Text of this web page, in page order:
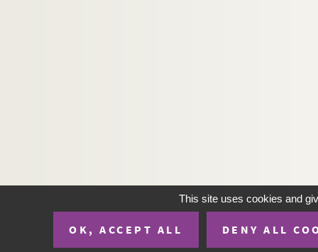
This site uses cookies and
OK, ACCEPT ALL DENY ALL